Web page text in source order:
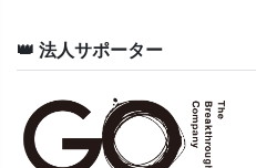
👑 法人サポーター